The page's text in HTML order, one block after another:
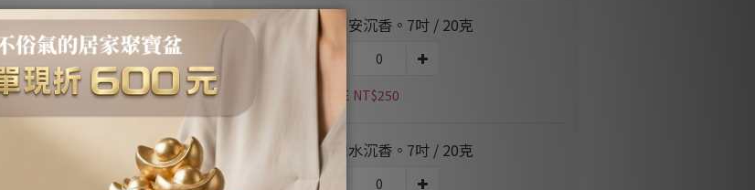
伊利安沉香。7吋 / 20克
SALE NT$250
星洲水沉香。7吋 / 20克